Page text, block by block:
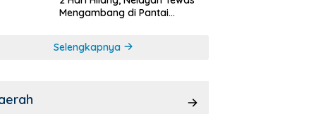
Mengambang di Pantai
Selengkapnya